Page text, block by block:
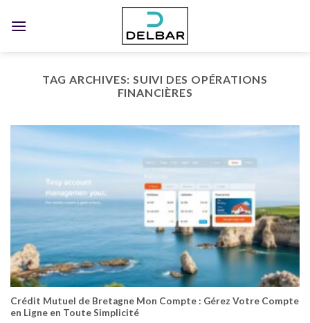
TAG ARCHIVES:SUIVI DES OPÉRATIONS
FINANCIÈRES
Crédit Mutuel de Bretagne Mon Compte : Gérez Votre Compte
en Ligne en Toute Simplicité